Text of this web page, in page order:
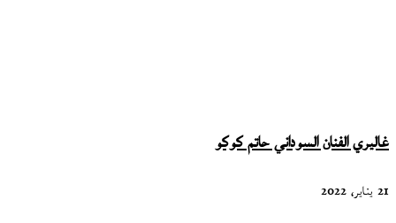
غاليري الفنان السوداني حاتم كوكو
21 يناير، 2022